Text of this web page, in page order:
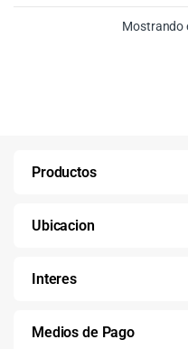
Mostrando
Productos
Ubicacion
Interes
Medios de Pago